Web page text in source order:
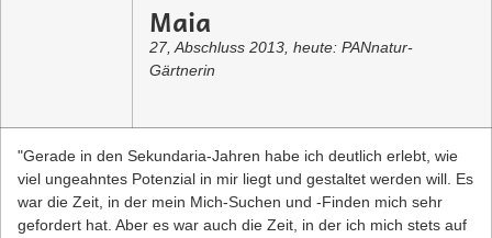
Maia
27, Abschluss 2013, heute: PANnatur-
Gärtnerin
"Gerade in den Sekundaria-Jahren habe ich deutlich erlebt, wie
viel ungeahntes Potenzial in mir liegt und gestaltet werden will. Es
war die Zeit, in der mein Mich-Suchen und -Finden mich sehr
gefordert hat. Aber es war auch die Zeit, in der ich mich stets auf